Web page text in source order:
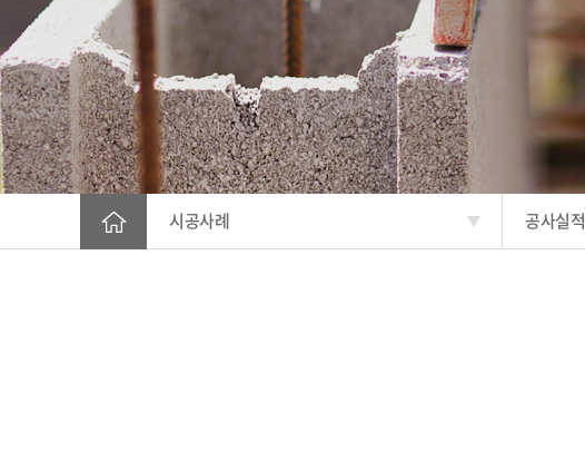
조직도(협업작가)
CI
클라이언트
오시는길
시공사례 공사실적